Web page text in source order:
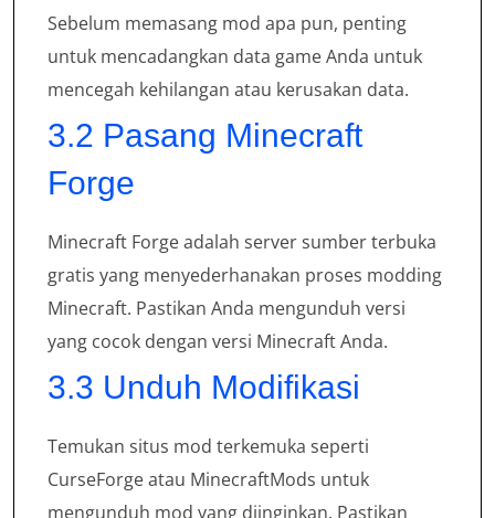
Sebelum memasang mod apa pun, penting
untuk mencadangkan data game Anda untuk
mencegah kehilangan atau kerusakan data.
3.2 Pasang Minecraft
Forge
Minecraft Forge adalah server sumber terbuka
gratis yang menyederhanakan proses modding
Minecraft. Pastikan Anda mengunduh versi
yang cocok dengan versi Minecraft Anda.
3.3 Unduh Modifikasi
Temukan situs mod terkemuka seperti
CurseForge atau MinecraftMods untuk
mengunduh mod yang diinginkan. Pastikan